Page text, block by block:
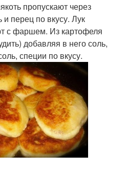
пропускают через
перец по вкусу. Лук
с фаршем. Из картофеля
добавляя в него соль,
специи по вкусу.